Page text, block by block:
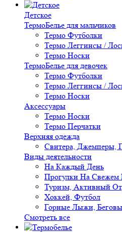
Детское
ТермоБелье для мальчиков
Термо Футболки
Термо Леггинсы /
Термо Носки
ТермоБелье для девочек
Термо Футболки
Термо Леггинсы /
Термо Носки
Аксессуары
Термо Носки
Термо Перчатки
Верхняя одежда
Свитера, Джемперы,
Виды деятельности
На Каждый День
Прогулки На Свежем
Туризм, Активный
Хоккей, Футбол
Горные Лыжи,
Смотреть все